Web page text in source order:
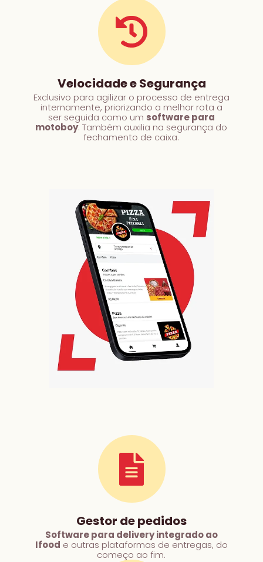
Velocidade e Segurança
Exclusivo para agilizar o processo de entrega
internamente, priorizando a melhor rota a
ser seguida como um software para
motoboy. Também auxilia na segurança do
fechamento de caixa.
Gestor de pedidos
Software para delivery integrado ao
Ifood e outras plataformas de entregas, do
começo ao fim.